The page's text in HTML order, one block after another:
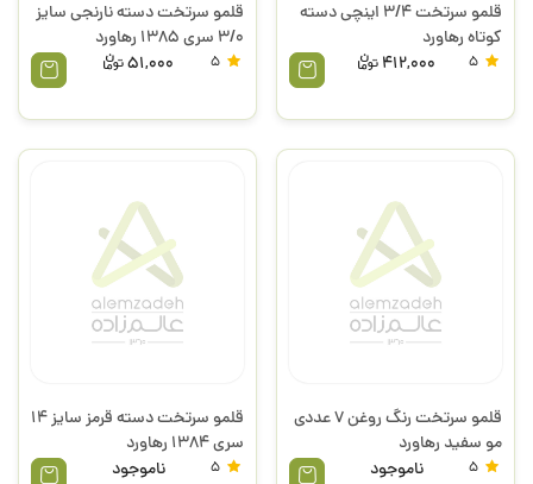
قلمو سرتخت 3/4 اینچی دسته
کوتاه رهاورد
412,000
قلمو سرتخت دسته نارنجی سایز
3/0 سری 1385 رهاورد
51,000
قلمو سرتخت رنگ روغن 7 عددی
مو سفید رهاورد
ناموجود
قلمو سرتخت دسته قرمز سایز 14
سری 1384 رهاورد
ناموجود